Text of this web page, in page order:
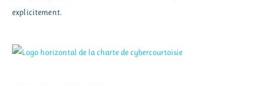
explicitement.